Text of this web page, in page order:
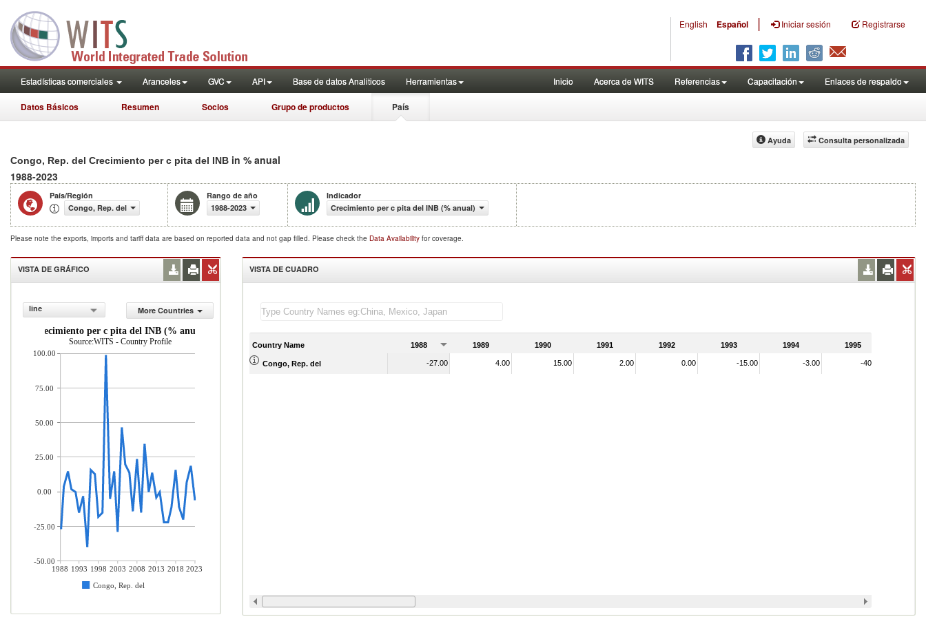
English Español | Iniciar sesión Registrarse
Estadísticas comerciales Aranceles GVC API Base de datos Analiticos Herramientas Inicio Acerca de WITS Referencias Capacitación Enlaces de respaldo
Datos Básicos Resumen Socios Grupo de productos País
Consulta personalizada
Ayuda
Congo, Rep. del Crecimiento per c pita del INB in % anual
1988-2023
País/Región
Congo, Rep. del
Rango de año
1988-2023
Indicador
Crecimiento per c pita del INB (% anual)
Please note the exports, imports and tariff data are based on reported data and not gap filled. Please check the Data Availability for coverage.
VISTA DE GRÁFICO
line
More Countries
Crecimiento per c pita del INB (% anual)
Source:WITS - Country Profile
1988 1993 1998 2003 2008 2013 2018 2023
Congo, Rep. del
100.00
75.00
50.00
25.00
0.00
-25.00
-50.00
VISTA DE CUADRO
Country Name 1988 1989 1990 1991 1992 1993 1994 1995
Congo, Rep. del -27.00 4.00 15.00 2.00 0.00 -15.00 -3.00 -40.00